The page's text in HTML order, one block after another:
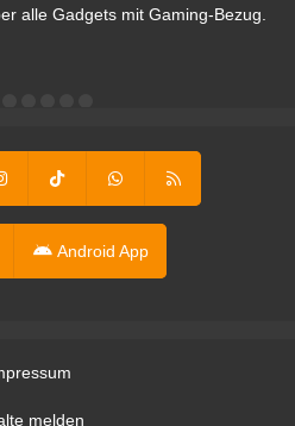
alle Gadgets mit Gaming-Bezug.
Android App
melden